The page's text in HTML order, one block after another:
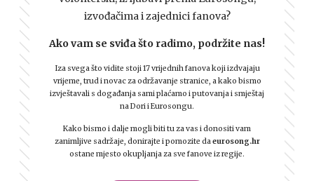
izvođačima i zajednici fanova?
Ako vam se sviđa što radimo, podržite nas!
Iza svega što vidite stoji 17 vrijednih fanova koji izdvajaju
vrijeme, trud i novac za održavanje stranice, a kako bismo
izvještavali s događanja sami plaćamo i putovanja i smještaj
na Dori i Eurosongu.
Kako bismo i dalje mogli biti tu za vas i donositi vam
zanimljive sadržaje, donirajte i pomozite da eurosong.hr
ostane mjesto okupljanja za sve fanove iz regije.